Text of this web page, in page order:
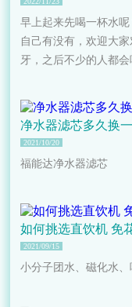
早上起来先喝一杯水
自己有没有，欢迎大
牙，之后不少的人都
净水器滤芯多久换
2021/10/20
福能达净水器滤芯
如何挑选直饮机 免
2021/09/15
小分子团水、磁化水